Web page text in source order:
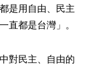
是用自由、民主
直都是台灣」。
對民主、自由的